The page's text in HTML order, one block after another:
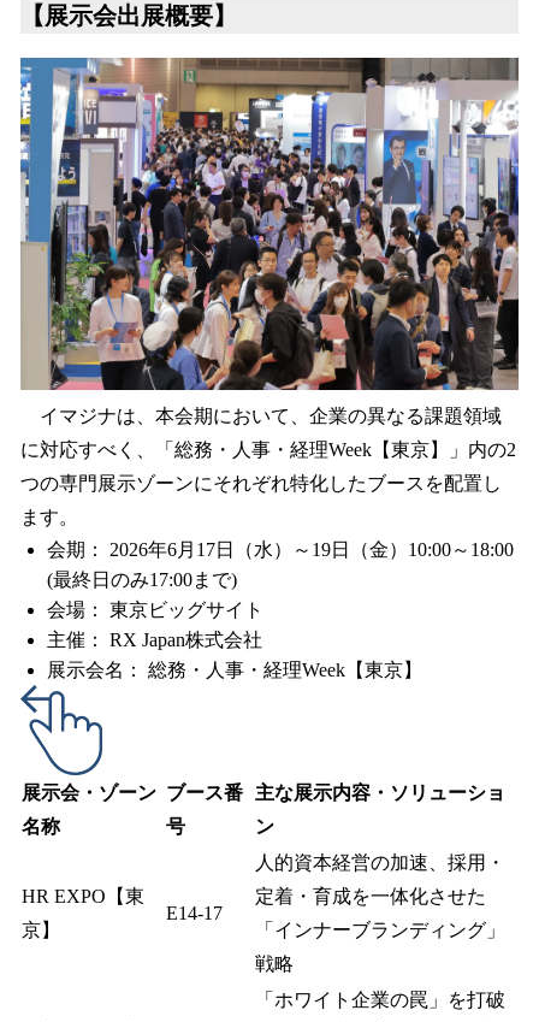
【展示会出展概要】
イマジナは、本会期において、企業の異なる課題領域
に対応すべく、「総務・人事・経理Week【東京】」内の2
つの専門展示ゾーンにそれぞれ特化したブースを配置し
ます。
会期： 2026年6月17日（水）～19日（金）10:00～18:00
(最終日のみ17:00まで)
会場： 東京ビッグサイト
主催： RX Japan株式会社
展示会名： 総務・人事・経理Week【東京】
展示会・ゾーン
名称
ブース番
号
主な展示内容・ソリューショ
ン
HR EXPO【東
京】
E14-17
人的資本経営の加速、採用・
定着・育成を一体化させた
「インナーブランディング」
戦略
「ホワイト企業の罠」を打破